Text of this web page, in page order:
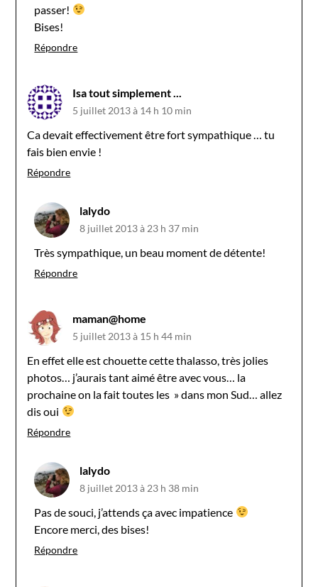
passer!
Bises!
Répondre
Isa tout simplement ...
5 juillet 2013 à 14 h 10 min
Ca devait effectivement être fort sympathique … tu
fais bien envie !
Répondre
lalydo
8 juillet 2013 à 23 h 37 min
Très sympathique, un beau moment de détente!
Répondre
maman@home
5 juillet 2013 à 15 h 44 min
En effet elle est chouette cette thalasso, très jolies
photos… j’aurais tant aimé être avec vous… la
prochaine on la fait toutes les » dans mon Sud… allez
dis oui
Répondre
lalydo
8 juillet 2013 à 23 h 38 min
Pas de souci, j’attends ça avec impatience
Encore merci, des bises!
Répondre